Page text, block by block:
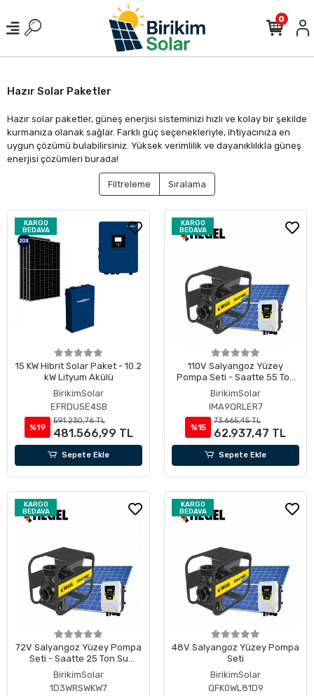
0
Hazır Solar Paketler
Hazır solar paketler, güneş enerjisi sisteminizi hızlı ve kolay bir şekilde
kurmanıza olanak sağlar. Farklı güç seçenekleriyle, ihtiyacınıza en
uygun çözümü bulabilirsiniz. Yüksek verimlilik ve dayanıklılıkla güneş
enerjisi çözümleri burada!
Filtreleme Sıralama
KARGO
BEDAVA
15 KW Hibrit Solar Paket - 10.2
kW Lityum Akülü
BirikimSolar
EFRDU5E4SB
%19
591.230,76 TL
481.566,99 TL
Sepete Ekle
KARGO
BEDAVA
110V Salyangoz Yüzey
Pompa Seti - Saatte 55 Ton
Su Çıkarma Kapasitesi
BirikimSolar
IMA9QRLER7
%15
73.665,45 TL
62.937,47 TL
Sepete Ekle
KARGO
BEDAVA
72V Salyangoz Yüzey Pompa
Seti - Saatte 25 Ton Su
Çıkarma Kapasiteli
BirikimSolar
1D3WRSWKW7
KARGO
BEDAVA
48V Salyangoz Yüzey Pompa
Seti
BirikimSolar
QFK0WL81D9